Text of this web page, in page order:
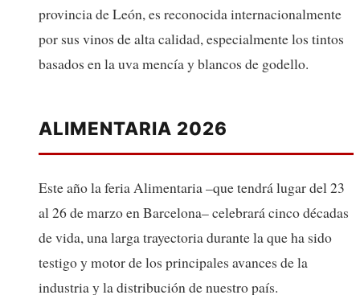
provincia de León, es reconocida internacionalmente
por sus vinos de alta calidad, especialmente los tintos
basados en la uva mencía y blancos de godello.
ALIMENTARIA 2026
Este año la feria Alimentaria –que tendrá lugar del 23
al 26 de marzo en Barcelona– celebrará cinco décadas
de vida, una larga trayectoria durante la que ha sido
testigo y motor de los principales avances de la
industria y la distribución de nuestro país.